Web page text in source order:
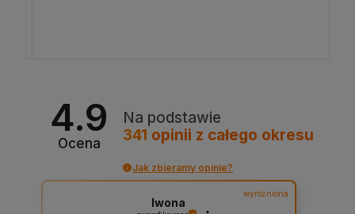
4.9
Ocena
Na podstawie
341 opinii z całego okresu
Jak zbieramy opinie?
wyróżniona
Iwona